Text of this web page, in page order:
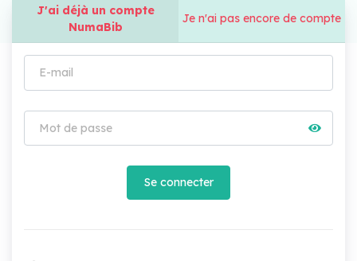
J'ai déjà un compte
NumaBib
Je n'ai pas encore de compte
Se connecter